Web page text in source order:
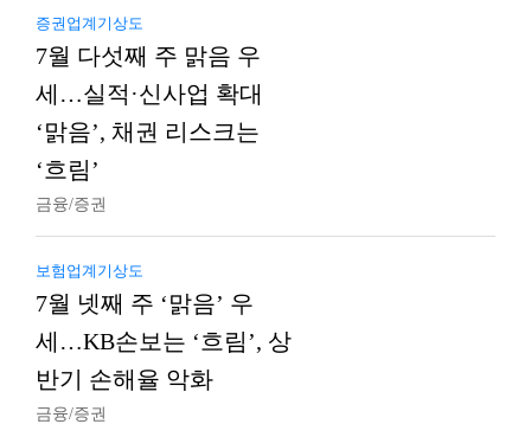
증권업계기상도
7월 다섯째 주 맑음 우
세…실적·신사업 확대
‘맑음’, 채권 리스크는
‘흐림’
금융/증권
보험업계기상도
7월 넷째 주 ‘맑음’ 우
세…KB손보는 ‘흐림’, 상
반기 손해율 악화
금융/증권